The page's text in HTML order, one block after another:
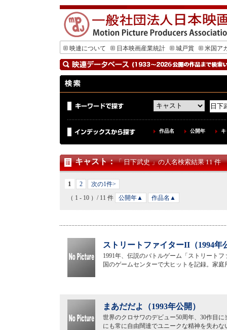
映連について 日本映画産業統計 城戸賞 米国ア
作品名 公開年
キャスト：「 日下武史 」の人名検索結果 11 件
1 2
次の1件>
（ 1 - 10 ）/ 11 件
公開年▲ 作品名▲
ストリートファイターII（1994年
1991年、伝説のバトルゲーム「ストリート
国のゲームセンターで大ヒットを記録。家
まあだだよ（1993年公開）
世界のクロサワのデビュー50周年、30作目
にも常に自由闊達でユニークな精神を失わ